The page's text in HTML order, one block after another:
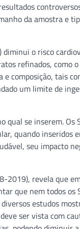
da amostra e
diminui o risco
refinados, como o
composição, tais
um limite de
se inserem. Os
quando inseridos
seu impacto
2019), revela que
que nem todos os
estudos
ser vista com